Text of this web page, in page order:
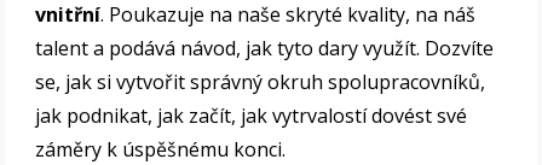
vnitřní. Poukazuje na naše skryté kvality, na náš
talent a podává návod, jak tyto dary využít. Dozvíte
se, jak si vytvořit správný okruh spolupracovníků,
jak podnikat, jak začít, jak vytrvalostí dovést své
záměry k úspěšnému konci.